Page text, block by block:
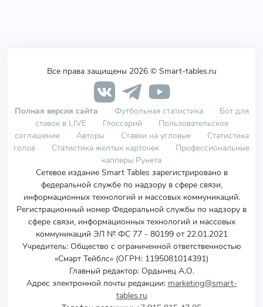
Все права защищены 2026 © Smart-tables.ru
Полная версия сайта Футбольная статистика
Бот для
ставок в LIVE
Глоссарий
Пользовательское
соглашение
Авторы Ставки на угловые
Статистика
голов
Статистика желтых карточек
Профессиональные
капперы Рунета
Сетевое издание Smart Tables зарегистрировано в
федеральной службе по надзору в сфере связи,
информационных технологий и массовых коммуникаций.
Регистрационный номер Федеральной службы по надзору в
сфере связи, информационных технологий и массовых
коммуникаций ЭЛ № ФС 77 - 80199 от 22.01.2021
Учредитель: Общество с ограниченной ответственностью
«Смарт Тейблс» (ОГРН: 1195081014391)
Главный редактор: Ордынец А.О.
Адрес электронной почты редакции: marketing@smart-
tables.ru